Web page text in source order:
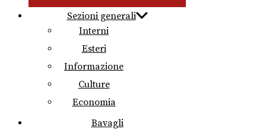
Sezioni generali
Interni
Esteri
Informazione
Culture
Economia
Bavagli